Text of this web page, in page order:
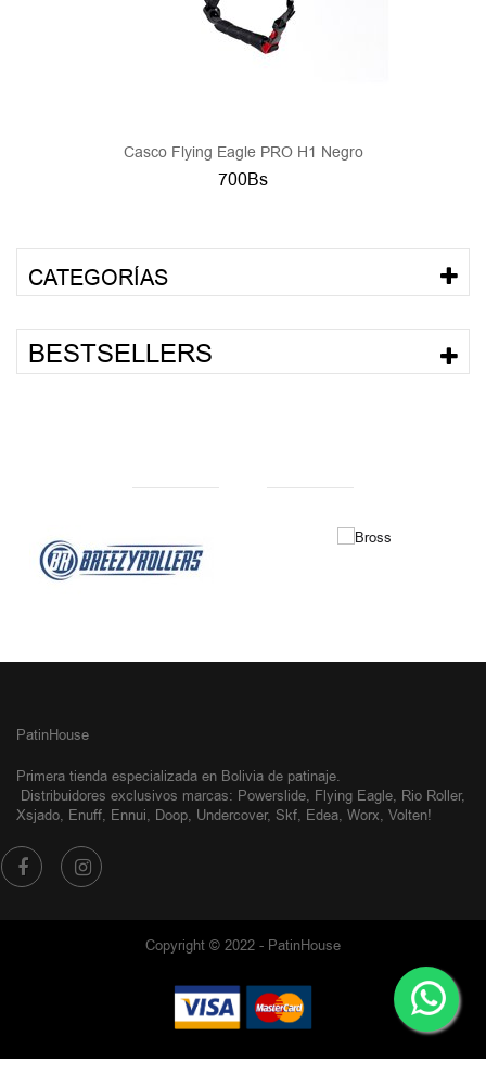
Casco Flying Eagle PRO H1 Negro
700Bs
CATEGORÍAS
BESTSELLERS
PatinHouse
Primera tienda especializada en Bolivia de patinaje.
Distribuidores exclusivos marcas: Powerslide, Flying Eagle, Rio Roller,
Xsjado, Enuff, Ennui, Doop, Undercover, Skf, Edea, Worx, Volten!
Copyright © 2022 - PatinHouse